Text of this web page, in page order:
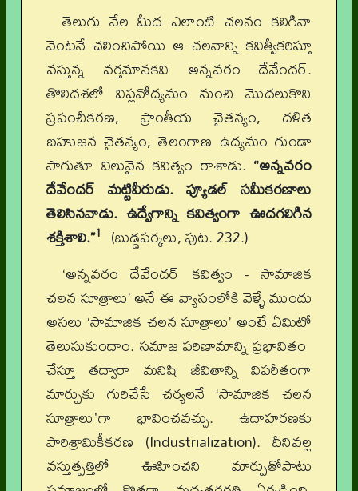
తెలుగు నేల మీద ఎలాంటి చలనం కలిగినా
వెంటనే చలించిపోయి ఆ చలనాన్ని కవిత్వీకరిస్తూ
వస్తున్న వర్తమానకవి అన్నవరం దేవేందర్‌.
తొలిదశలో విప్లవోద్యమం నుంచి మొదలుకొని
ప్రపంచీకరణ, ప్రాంతీయ చైతన్యం, దళిత
బహుజన చైతన్యం, తెలంగాణ ఉద్యమం గుండా
సాగుతూ విలువైన కవిత్వం రాశాడు. “అన్నవరం
దేవేందర్ మట్టివీరుడు. ఫ్యూడల్ సమీకరణాలు
తెలిసినవాడు. ఉద్వేగాన్ని కవిత్వంగా ఊదగలిగిన
శక్తిశాలి.”1 (బుడ్డపర్కలు, పుట. 232.)
‘అన్నవరం దేవేందర్ కవిత్వం - సామాజిక
చలన సూత్రాలు’ అనే ఈ వ్యాసంలోకి వెళ్ళే ముందు
అసలు ‘సామాజిక చలన సూత్రాలు’ అంటే ఏమిటో
తెలుసుకుందాం. సమాజ పరిణామాన్ని ప్రభావితం
చేస్తూ తద్వారా మనిషి జీవితాన్ని విపరీతంగా
మార్పుకు గురిచేసే చర్యలనే ‘సామాజిక చలన
సూత్రాలు'గా భావించవచ్చు. ఉదాహరణకు
పారిశ్రామికీకరణ (Industrialization). దీనివల్ల
వస్తుత్పత్తిలో ఊహించని మార్పుతోపాటు